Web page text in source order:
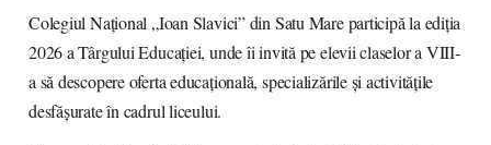
Colegiul Național „Ioan Slavici” din Satu Mare participă la ediția
2026 a Târgului Educației, unde îi invită pe elevii claselor a VIII-
a să descopere oferta educațională, specializările și activitățile
desfășurate în cadrul liceului.